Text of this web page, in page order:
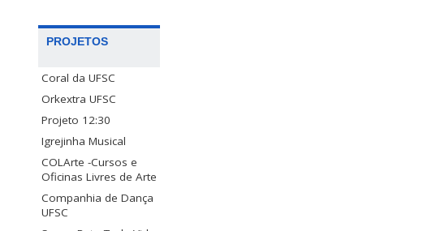
PROJETOS
Coral da UFSC
Orkextra UFSC
Projeto 12:30
Igrejinha Musical
COLArte -Cursos e
Oficinas Livres de Arte
Companhia de Dança
UFSC